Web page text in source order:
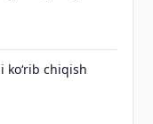
ko‘rib chiqish